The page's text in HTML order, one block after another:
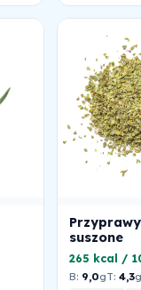
suszone
265 kcal /
B: 9,0gT:4,3